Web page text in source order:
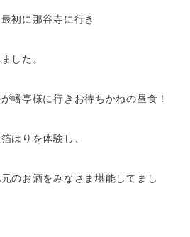
初に那谷寺に行き
した。
幡亭様に行きお待ちかねの昼食！
はりを体験し、
のお酒をみなさま堪能してまし